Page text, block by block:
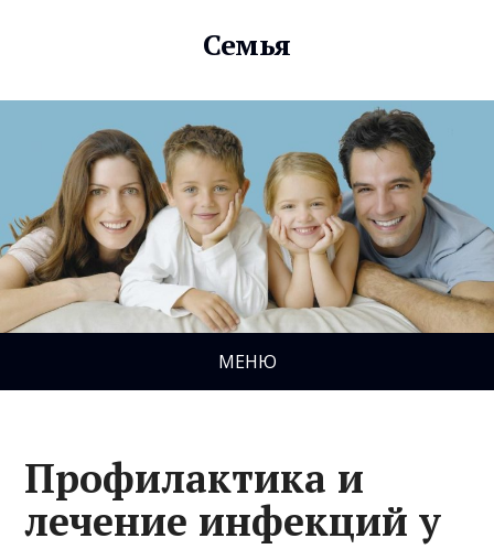
Семья
МЕНЮ
Профилактика и
лечение инфекций у